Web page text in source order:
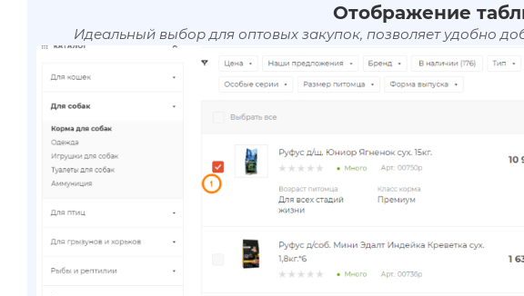
Отображение
Идеальный выбор для оптовых закупок, позволяет удобно